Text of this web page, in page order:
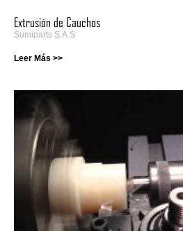
Extrusión de Cauchos
Sumiparts S.A.S
Leer Más >>